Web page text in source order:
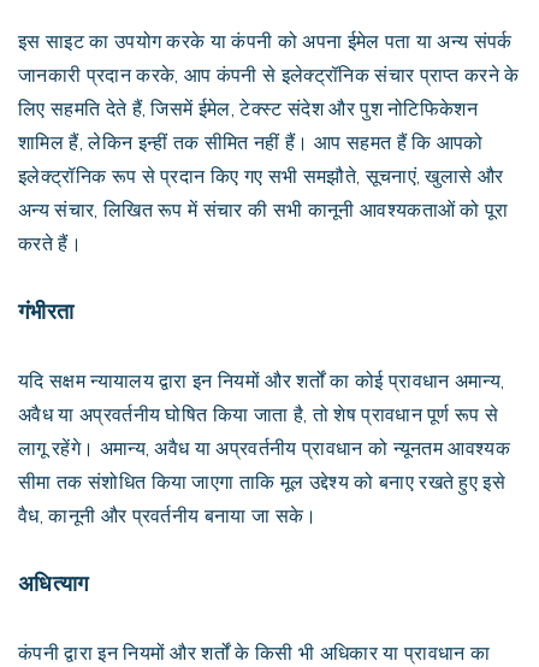
इस साइट का उपयोग करके या कंपनी को अपना ईमेल पता या अन्य संपर्क
जानकारी प्रदान करके, आप कंपनी से इलेक्ट्रॉनिक संचार प्राप्त करने के
लिए सहमति देते हैं, जिसमें ईमेल, टेक्स्ट संदेश और पुश नोटिफिकेशन
शामिल हैं, लेकिन इन्हीं तक सीमित नहीं हैं। आप सहमत हैं कि आपको
इलेक्ट्रॉनिक रूप से प्रदान किए गए सभी समझौते, सूचनाएं, खुलासे और
अन्य संचार, लिखित रूप में संचार की सभी कानूनी आवश्यकताओं को पूरा
करते हैं।
गंभीरता
यदि सक्षम न्यायालय द्वारा इन नियमों और शर्तों का कोई प्रावधान अमान्य,
अवैध या अप्रवर्तनीय घोषित किया जाता है, तो शेष प्रावधान पूर्ण रूप से
लागू रहेंगे। अमान्य, अवैध या अप्रवर्तनीय प्रावधान को न्यूनतम आवश्यक
सीमा तक संशोधित किया जाएगा ताकि मूल उद्देश्य को बनाए रखते हुए इसे
वैध, कानूनी और प्रवर्तनीय बनाया जा सके।
अधित्याग
कंपनी द्वारा इन नियमों और शर्तों के किसी भी अधिकार या प्रावधान का